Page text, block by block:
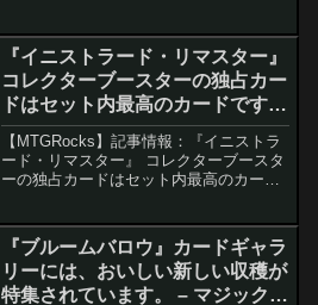
『Reality Fracture』というセ...
『イニストラード・リマスター』
コレクターブースターの独占カー
ドはセット内最高のカードです。
– マジック：ザ・ギャザリング
【MTGRocks】記事情報：『イニストラ
ード・リマスター』 コレクターブースタ
ーの独占カードはセット内最高のカード
ター・ブースター専用カードが目玉とな
っています...
『ブルームバロウ』カードギャラ
リーには、おいしい新しい収穫が
特集されています。 – マジック：